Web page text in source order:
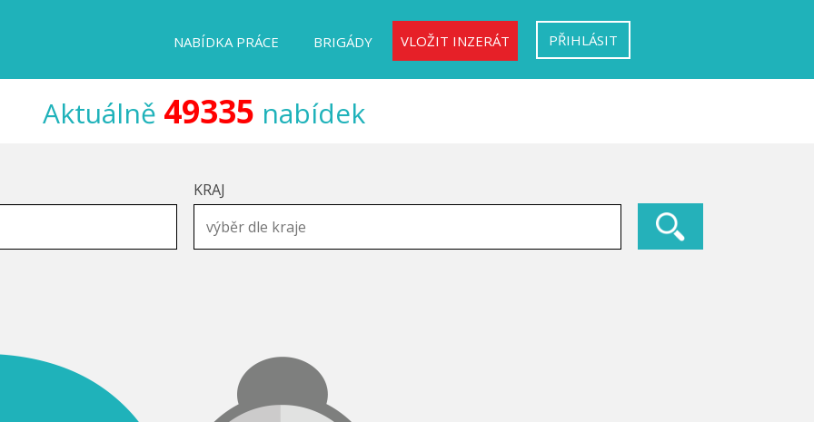
NABÍDKA PRÁCE BRIGÁDY VLOŽIT INZERÁT PŘIHLÁSIT
Aktuálně 49335 nabídek
KRAJ